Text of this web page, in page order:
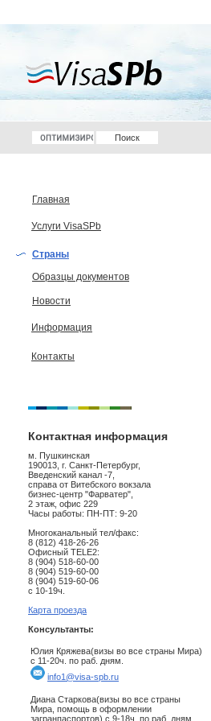
Главная
Услуги VisaSPb
Страны
Образцы документов
Новости
Информация
Контакты
Контактная информация
м. Пушкинская
190013, г. Санкт-Петербург,
Введенский канал -7,
справа от Витебского вокзала
бизнес-центр "Фарватер",
2 этаж, офис 229
Часы работы: ПН-ПТ: 9-20
Многоканальный тел/факс:
8 (812) 418-26-26
Офисный TELE2:
8 (904) 518-60-00
8 (904) 519-60-00
8 (904) 519-60-06
с 10-19ч.
Карта проезда
Консультанты:
Юлия Кряжева(визы во все страны Мира)
с 11-20ч. по раб. дням.
info1@visa-spb.ru
Диана Старкова(визы во все страны
Мира, помощь в оформлении
загранпаспортов) с 9-18ч. по раб. дням.